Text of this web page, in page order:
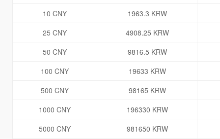
10 CNY
1963.3 KRW
25 CNY
4908.25 KRW
50 CNY
9816.5 KRW
100 CNY
19633 KRW
500 CNY
98165 KRW
1000 CNY
196330 KRW
5000 CNY
981650 KRW